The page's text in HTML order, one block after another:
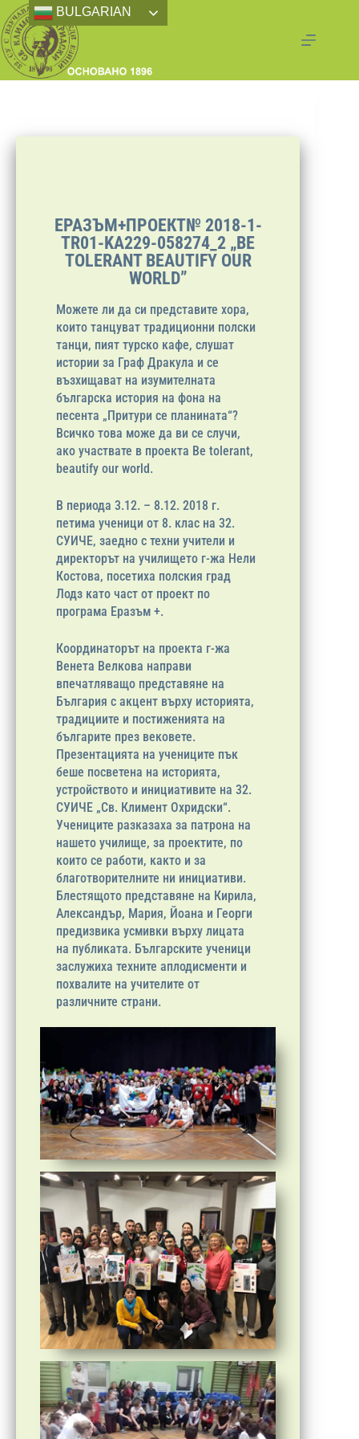
ЕРАЗЪМ+ПРОЕКТ№ 2018-1-
TR01-KA229-058274_2 „BE
TOLERANT BEAUTIFY OUR
WORLD”
Можете ли да си представите хора,
които танцуват традиционни полски
танци, пият турско кафе, слушат
истории за Граф Дракула и се
възхищават на изумителната
българска история на фона на
песента „Притури се планината“?
Всичко това може да ви се случи,
ако участвате в проекта Be tolerant,
beautify our world.
В периода 3.12. – 8.12. 2018 г.
петима ученици от 8. клас на 32.
СУИЧЕ, заедно с техни учители и
директорът на училището г-жа Нели
Костова, посетиха полския град
Лодз като част от проект по
програма Еразъм +.
Координаторът на проекта г-жа
Венета Велкова направи
впечатляващо представяне на
България с акцент върху историята,
традициите и постиженията на
българите през вековете.
Презентацията на учениците пък
беше посветена на историята,
устройството и инициативите на 32.
СУИЧЕ „Св. Климент Охридски“.
Учениците разказаха за патрона на
нашето училище, за проектите, по
които се работи, както и за
благотворителните ни инициативи.
Блестящото представяне на Кирила,
Александър, Мария, Йоана и Георги
предизвика усмивки върху лицата
на публиката. Българските ученици
заслужиха техните аплодисменти и
похвалите на учителите от
различните страни.
BULGARIAN